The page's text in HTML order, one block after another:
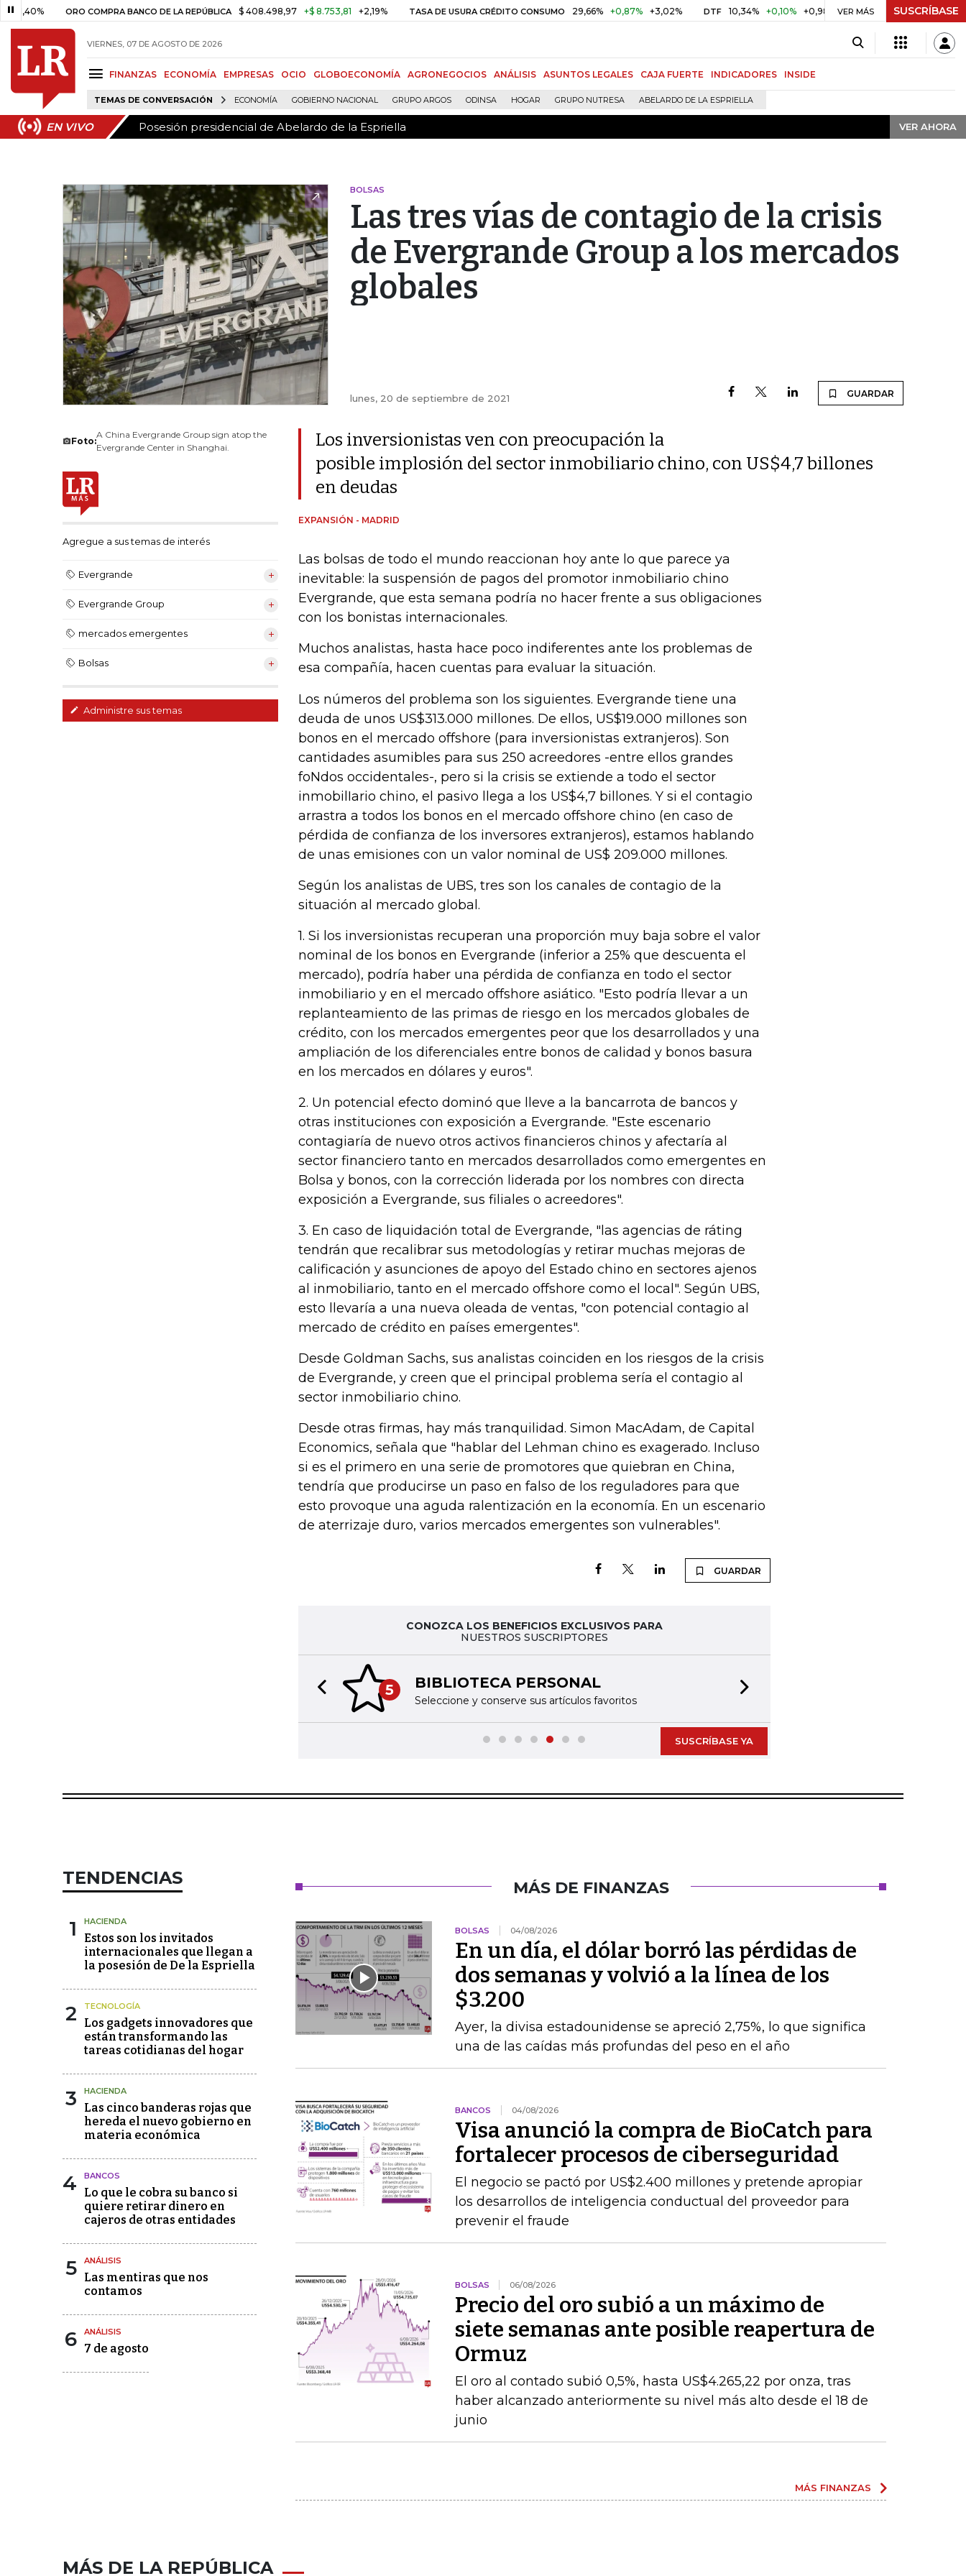
ORO COMPRA BANCO DE LA REPÚBLICA $ 408.498,97 +$ 8.753,81 +2,19% TASA DE USURA CRÉDITO CONSUMO 29,66% +0,87% +3,02% DTF 10,34% +0,10% +0,98% UVR $ 416,91 +$ 0,05 +0,01%
VER MÁS SUSCRÍBASE
VIERNES, 07 DE AGOSTO DE 2026
FINANZAS ECONOMÍA EMPRESAS OCIO GLOBOECONOMÍA AGRONEGOCIOS ANÁLISIS ASUNTOS LEGALES CAJA FUERTE INDICADORES INSIDE
TEMAS DE CONVERSACIÓN ECONOMÍA GOBIERNO NACIONAL GRUPO ARGOS ODINSA HOGAR GRUPO NUTRESA ABELARDO DE LA ESPRIELLA
EN VIVO Posesión presidencial de Abelardo de la Espriella VER AHORA
EN VIVO Posesión presidencial de Abelardo de la Espriella VER AHORA
BOLSAS
Las tres vías de contagio de la crisis
de Evergrande Group a los mercados
globales
lunes, 20 de septiembre de 2021 GUARDAR
Foto:
A China Evergrande Group sign atop the
Evergrande Center in Shanghai.
Agregue a sus temas de interés
Evergrande
Evergrande Group
mercados emergentes
Bolsas
Administre sus temas
Los inversionistas ven con preocupación la
posible implosión del sector inmobiliario chino, con US$4,7 billones
en deudas
EXPANSIÓN - MADRID
Las bolsas de todo el mundo reaccionan hoy ante lo que parece ya
inevitable: la suspensión de pagos del promotor inmobiliario chino
Evergrande, que esta semana podría no hacer frente a sus obligaciones
con los bonistas internacionales.
Muchos analistas, hasta hace poco indiferentes ante los problemas de
esa compañía, hacen cuentas para evaluar la situación.
Los números del problema son los siguientes. Evergrande tiene una
deuda de unos US$313.000 millones. De ellos, US$19.000 millones son
bonos en el mercado offshore (para inversionistas extranjeros). Son
cantidades asumibles para sus 250 acreedores -entre ellos grandes
foNdos occidentales-, pero si la crisis se extiende a todo el sector
inmobilIario chino, el pasivo llega a los US$4,7 billones. Y si el contagio
arrastra a todos los bonos en el mercado offshore chino (en caso de
pérdida de confianza de los inversores extranjeros), estamos hablando
de unas emisiones con un valor nominal de US$ 209.000 millones.
Según los analistas de UBS, tres son los canales de contagio de la
situación al mercado global.
1. Si los inversionistas recuperan una proporción muy baja sobre el valor
nominal de los bonos en Evergrande (inferior a 25% que descuenta el
mercado), podría haber una pérdida de confianza en todo el sector
inmobiliario y en el mercado offshore asiático. "Esto podría llevar a un
replanteamiento de las primas de riesgo en los mercados globales de
crédito, con los mercados emergentes peor que los desarrollados y una
ampliación de los diferenciales entre bonos de calidad y bonos basura
en los mercados en dólares y euros".
2. Un potencial efecto dominó que lleve a la bancarrota de bancos y
otras instituciones con exposición a Evergrande. "Este escenario
contagiaría de nuevo otros activos financieros chinos y afectaría al
sector financiero tanto en mercados desarrollados como emergentes en
Bolsa y bonos, con la corrección liderada por los nombres con directa
exposición a Evergrande, sus filiales o acreedores".
3. En caso de liquidación total de Evergrande, "las agencias de ráting
tendrán que recalibrar sus metodologías y retirar muchas mejoras de
calificación y asunciones de apoyo del Estado chino en sectores ajenos
al inmobiliario, tanto en el mercado offshore como el local". Según UBS,
esto llevaría a una nueva oleada de ventas, "con potencial contagio al
mercado de crédito en países emergentes".
Desde Goldman Sachs, sus analistas coinciden en los riesgos de la crisis
de Evergrande, y creen que el principal problema sería el contagio al
sector inmobiliario chino.
Desde otras firmas, hay más tranquilidad. Simon MacAdam, de Capital
Economics, señala que "hablar del Lehman chino es exagerado. Incluso
si es el primero en una serie de promotores que quiebran en China,
tendría que producirse un paso en falso de los reguladores para que
esto provoque una aguda ralentización en la economía. En un escenario
de aterrizaje duro, varios mercados emergentes son vulnerables".
GUARDAR
CONOZCA LOS BENEFICIOS EXCLUSIVOS PARA
NUESTROS SUSCRIPTORES
5 BIBLIOTECA PERSONAL
Seleccione y conserve sus artículos favoritos
Previous slide
SUSCRÍBASE YA
TENDENCIAS
1 HACIENDA
Estos son los invitados
internacionales que llegan a
la posesión de De la Espriella
2 TECNOLOGÍA
Los gadgets innovadores que
están transformando las
tareas cotidianas del hogar
3 HACIENDA
Las cinco banderas rojas que
hereda el nuevo gobierno en
materia económica
4 BANCOS
Lo que le cobra su banco si
quiere retirar dinero en
cajeros de otras entidades
5 ANÁLISIS
Las mentiras que nos
contamos
6 ANÁLISIS
7 de agosto
MÁS DE FINANZAS
BOLSAS 04/08/2026
En un día, el dólar borró las pérdidas de
dos semanas y volvió a la línea de los
$3.200
Ayer, la divisa estadounidense se apreció 2,75%, lo que significa
una de las caídas más profundas del peso en el año
BANCOS 04/08/2026
Visa anunció la compra de BioCatch para
fortalecer procesos de ciberseguridad
El negocio se pactó por US$2.400 millones y pretende apropiar
los desarrollos de inteligencia conductual del proveedor para
prevenir el fraude
BOLSAS 06/08/2026
Precio del oro subió a un máximo de
siete semanas ante posible reapertura de
Ormuz
El oro al contado subió 0,5%, hasta US$4.265,22 por onza, tras
haber alcanzado anteriormente su nivel más alto desde el 18 de
junio
MÁS FINANZAS
MÁS DE LA REPÚBLICA